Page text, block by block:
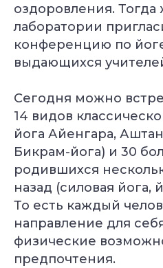
оздоровления.
лаборатории
конференцию по
выдающихся
Сегодня можно
14 видов
йога Айенгара,
Бикрам-йога) и 30
родившихся
назад (силовая йога,
То есть каждый
направление для
физические
предпочтения.